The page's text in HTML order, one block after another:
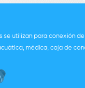
se utilizan para conexión
médica, caja de